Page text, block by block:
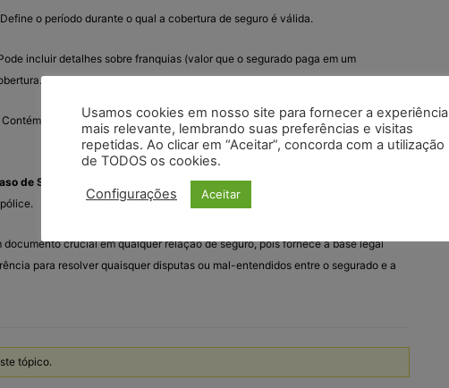
o período durante o qual a cobertura de seguro é válida.
incluir detalhes sobre franquias (valor que o segurado paga em um
Contém todas as cláusulas, termos e condições sob os quais o seguro é
de Sinistro
: Instruções sobre como proceder no caso de ocorrer um
documento crucial em qualquer relação de seguro, pois fornece a base legal
para resolver quaisquer disputas ou mal-entendidos entre o segurado e a
tópico.
Usamos cookies em nosso site para fornecer a experiência
mais relevante, lembrando suas preferências e visitas
repetidas. Ao clicar em “Aceitar”, concorda com a utilização
de TODOS os cookies.
Configurações Aceitar